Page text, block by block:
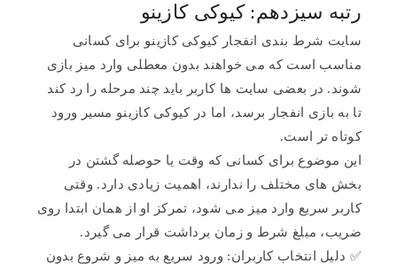
رتبه سیزدهم: کیوکی کازینو
سایت شرط بندی انفجار کیوکی کازینو برای کسانی
مناسب است که می خواهند بدون معطلی وارد میز بازی
شوند. در بعضی سایت ها کاربر باید چند مرحله را رد کند
تا به بازی انفجار برسد، اما در کیوکی کازینو مسیر ورود
کوتاه تر است.
این موضوع برای کسانی که وقت یا حوصله گشتن در
بخش های مختلف را ندارند، اهمیت زیادی دارد. وقتی
کاربر سریع وارد میز می شود، تمرکز او از همان ابتدا روی
ضریب، مبلغ شرط و زمان برداشت قرار می گیرد.
✅ دلیل انتخاب کاربران: ورود سریع به میز و شروع بدون